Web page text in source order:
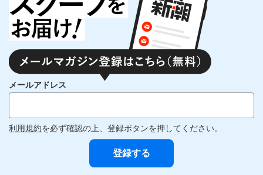
メールアドレス
利用規約を必ず確認の上、登録ボタンを押してください。